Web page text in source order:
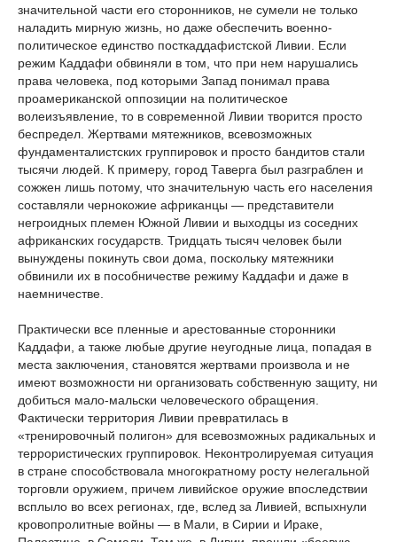
значительной части его сторонников, не сумели не только
наладить мирную жизнь, но даже обеспечить военно-
политическое единство посткаддафистской Ливии. Если
режим Каддафи обвиняли в том, что при нем нарушались
права человека, под которыми Запад понимал права
проамериканской оппозиции на политическое
волеизъявление, то в современной Ливии творится просто
беспредел. Жертвами мятежников, всевозможных
фундаменталистских группировок и просто бандитов стали
тысячи людей. К примеру, город Таверга был разграблен и
сожжен лишь потому, что значительную часть его населения
составляли чернокожие африканцы — представители
негроидных племен Южной Ливии и выходцы из соседних
африканских государств. Тридцать тысяч человек были
вынуждены покинуть свои дома, поскольку мятежники
обвинили их в пособничестве режиму Каддафи и даже в
наемничестве.
Практически все пленные и арестованные сторонники
Каддафи, а также любые другие неугодные лица, попадая в
места заключения, становятся жертвами произвола и не
имеют возможности ни организовать собственную защиту, ни
добиться мало-мальски человеческого обращения.
Фактически территория Ливии превратилась в
«тренировочный полигон» для всевозможных радикальных и
террористических группировок. Неконтролируемая ситуация
в стране способствовала многократному росту нелегальной
торговли оружием, причем ливийское оружие впоследствии
всплыло во всех регионах, где, вслед за Ливией, вспыхнули
кровопролитные войны — в Мали, в Сирии и Ираке,